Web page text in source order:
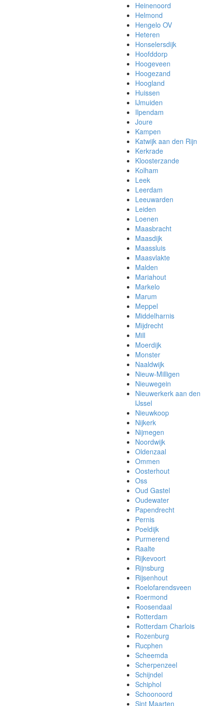
Heinenoord
Helmond
Hengelo OV
Heteren
Honselersdijk
Hoofddorp
Hoogeveen
Hoogezand
Hoogland
Huissen
IJmuiden
Ilpendam
Joure
Kampen
Katwijk aan den Rijn
Kerkrade
Kloosterzande
Kolham
Leek
Leerdam
Leeuwarden
Leiden
Loenen
Maasbracht
Maasdijk
Maassluis
Maasvlakte
Malden
Mariahout
Markelo
Marum
Meppel
Middelharnis
Mijdrecht
Mill
Moerdijk
Monster
Naaldwijk
Nieuw-Milligen
Nieuwegein
Nieuwerkerk aan den
IJssel
Nieuwkoop
Nijkerk
Nijmegen
Noordwijk
Oldenzaal
Ommen
Oosterhout
Oss
Oud Gastel
Oudewater
Papendrecht
Pernis
Poeldijk
Purmerend
Raalte
Rijkevoort
Rijnsburg
Rijsenhout
Roelofarendsveen
Roermond
Roosendaal
Rotterdam
Rotterdam Charlois
Rozenburg
Rucphen
Scheemda
Scherpenzeel
Schijndel
Schiphol
Schoonoord
Sint Maarten